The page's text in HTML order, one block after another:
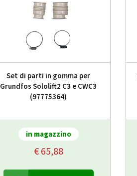
Set di parti in gomma per
Grundfos Sololift2 C3 e CWC3
(97775364)
in magazzino
€ 65,88